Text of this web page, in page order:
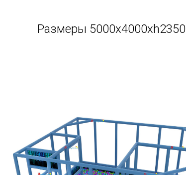
Размеры 5000x4000xh2350